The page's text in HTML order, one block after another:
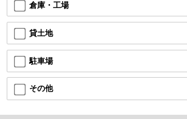
倉庫・工場
貸土地
駐車場
その他